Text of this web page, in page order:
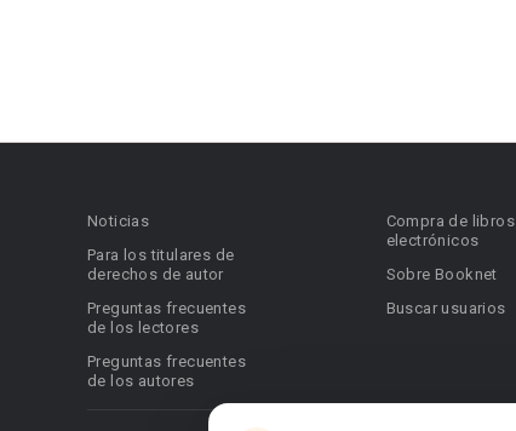
Noticias
Para los titulares de
derechos de autor
Preguntas frecuentes
de los lectores
Preguntas frecuentes
de los autores
Compra de libros
electrónicos
Sobre Booknet
Buscar usuarios